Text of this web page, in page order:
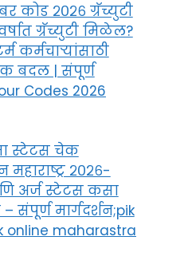
कोड २०२६ ग्रॅच्युटी
ग्रॅच्युटी मिळेल?
कर्मचाऱ्यांसाठी
बदल | संपूर्ण
Codes 2026
स्टेटस चेक
२०२६-
अर्ज स्टेटस कसा
संपूर्ण मार्गदर्शन;pik
online maharastra